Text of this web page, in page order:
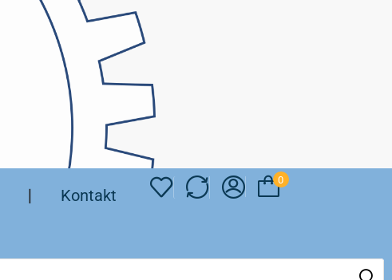
❘ Kontakt
0